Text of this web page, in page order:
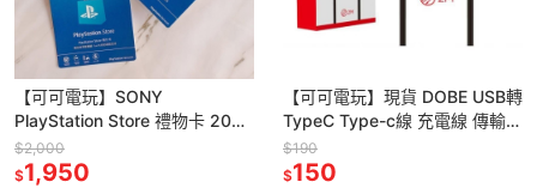
【可可電玩】SONY
PlayStation Store 禮物卡 2000
點 PSN 點數卡 台灣帳號用 儲值
$2,000
$1,950
【可可電玩】現貨 DOBE USB轉
TypeC Type-c線 充電線 傳輸線
Switch PS5專用
$190
$150